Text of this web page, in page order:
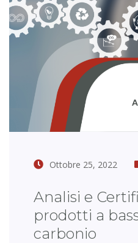
Ottobre 25, 2022
Analisi e
prodotti a
carbonio